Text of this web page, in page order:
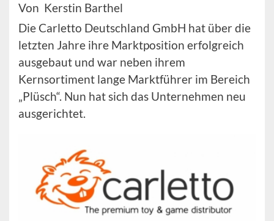
Von Kerstin Barthel
Die Carletto Deutschland GmbH hat über die
letzten Jahre ihre Marktposition erfolgreich
ausgebaut und war neben ihrem
Kernsortiment lange Marktführer im Bereich
„Plüsch“. Nun hat sich das Unternehmen neu
ausgerichtet.